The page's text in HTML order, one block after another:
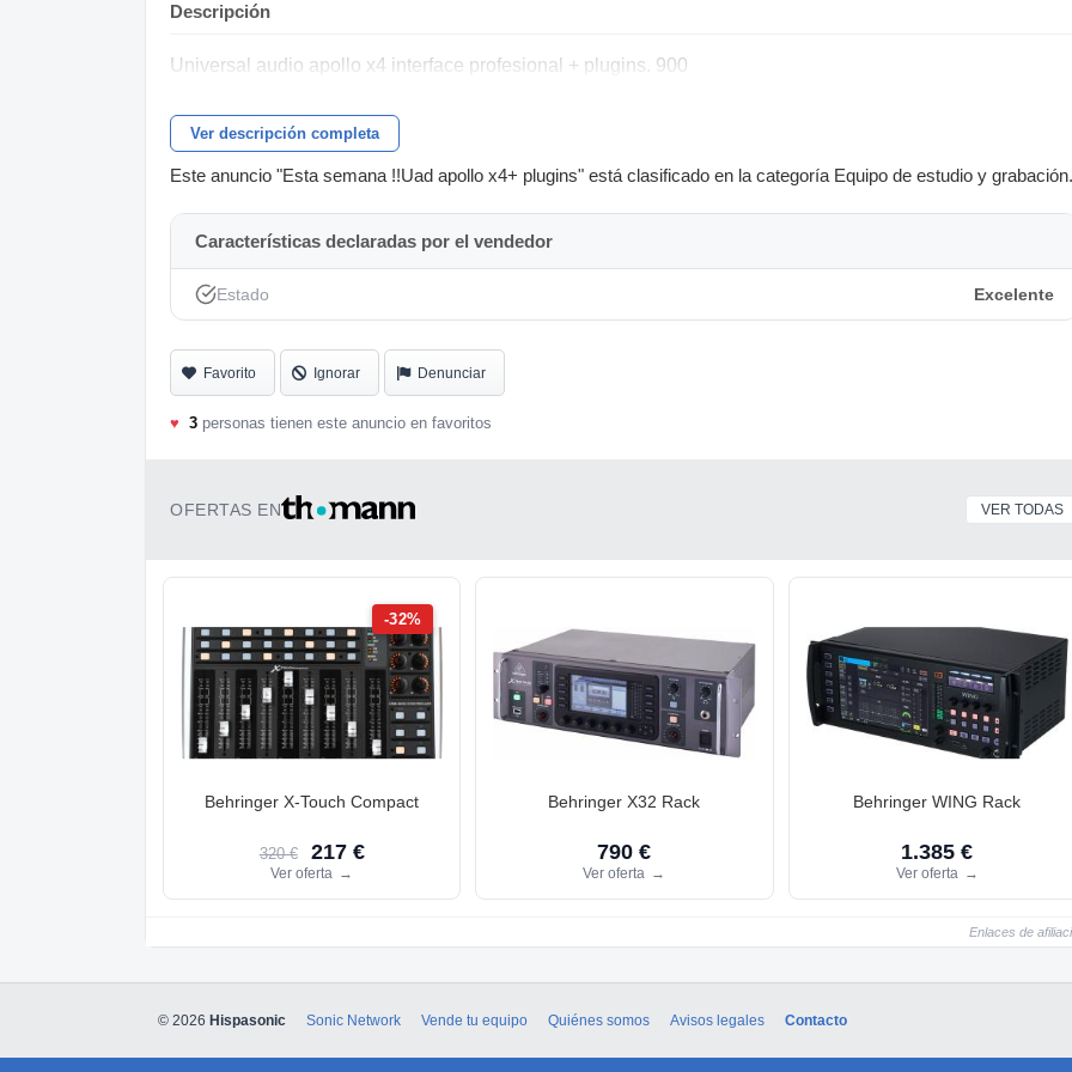
Descripción
Universal audio apollo x4 interface profesional + plugins. 900
Ver descripción completa
Este anuncio "Esta semana !!Uad apollo x4+ plugins" está clasificado en la categoría Equipo de estudio y grabación.
Características declaradas por el vendedor
Estado Excelente
Favorito Ignorar Denunciar
♥ 3 personas tienen este anuncio en favoritos
OFERTAS EN VER TODAS
-32%
Behringer X-Touch Compact
320 € 217 €
Ver oferta →
Behringer X32 Rack
790 €
Ver oferta →
Behringer WING Rack
1.385 €
Ver oferta →
Enlaces de
© 2026 Hispasonic Sonic Network Vende tu equipo Quiénes somos Avisos legales Contacto